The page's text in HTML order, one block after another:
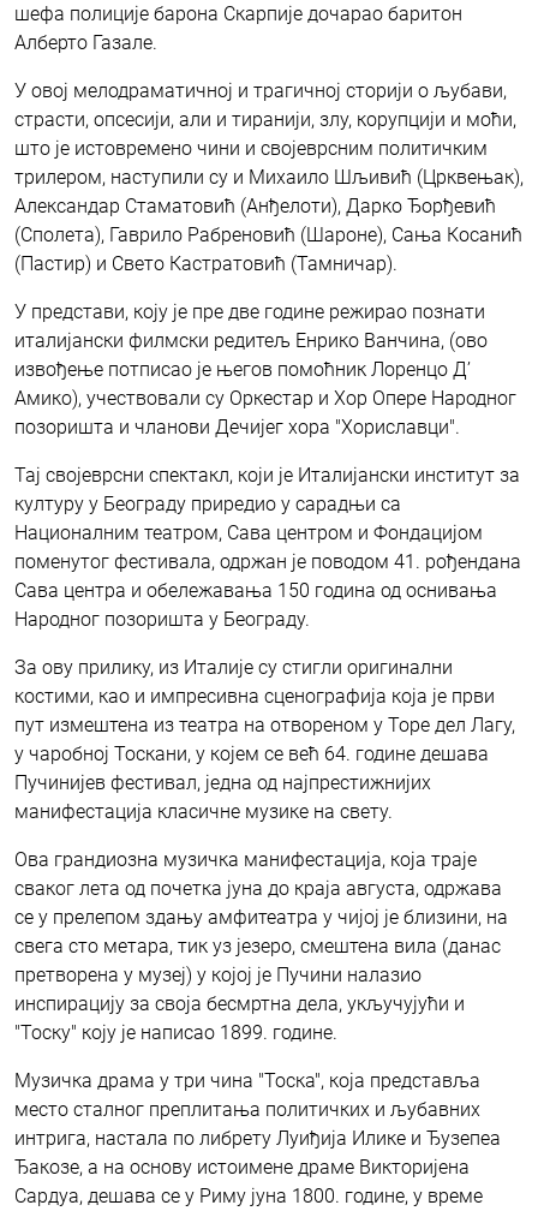
шефа полиције барона Скарпије дочарао баритон
Алберто Газале.
У овој мелодраматичној и трагичној сторији о љубави,
страсти, опсесији, али и тиранији, злу, корупцији и моћи,
што је истовремено чини и својеврсним политичким
трилером, наступили су и Михаило Шљивић (Црквењак),
Александар Стаматовић (Анђелоти), Дарко Ђорђевић
(Сполета), Гаврило Рабреновић (Шароне), Сања Косанић
(Пастир) и Свето Кастратовић (Тамничар).
У представи, коју је пре две године режирао познати
италијански филмски редитељ Енрико Ванчина, (ово
извођење потписао је његов помоћник Лоренцо Д’
Амико), учествовали су Оркестар и Хор Опере Народног
позоришта и чланови Дечијег хора "Хориславци".
Тај својеврсни спектакл, који је Италијански институт за
културу у Београду приредио у сарадњи са
Националним театром, Сава центром и Фондацијом
поменутог фестивала, одржан је поводом 41. рођендана
Сава центра и обележавања 150 година од оснивања
Народног позоришта у Београду.
За ову прилику, из Италије су стигли оригинални
костими, као и импресивна сценографија која је први
пут измештена из театра на отвореном у Торе дел Лагу,
у чаробној Тоскани, у којем се већ 64. године дешава
Пучинијев фестивал, једна од најпрестижнијих
манифестација класичне музике на свету.
Ова грандиозна музичка манифестација, која траје
сваког лета од почетка јуна до краја августа, одржава
се у прелепом здању амфитеатра у чијој је близини, на
свега сто метара, тик уз језеро, смештена вила (данас
претворена у музеј) у којој је Пучини налазио
инспирацију за своја бесмртна дела, укључујући и
"Тоску" коју је написао 1899. године.
Музичка драма у три чина "Тоска", која представља
место сталног преплитања политичких и љубавних
интрига, настала по либрету Луиђија Илике и Ђузепеа
Ђакозе, а на основу истоимене драме Викторијена
Сардуа, дешава се у Риму јуна 1800. године, у време